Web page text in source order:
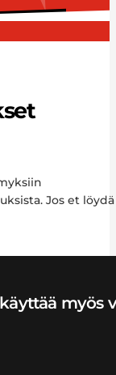
Jos et löydä
myös